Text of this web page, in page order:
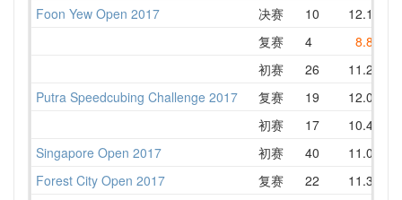
Foon Yew Open 2017
决赛 10 12.10
复赛
4 8.88
初赛
26 11.25
Putra Speedcubing Challenge 2017
复赛 19 12.03
初赛
17 10.49
Singapore Open 2017
初赛 40 11.02
Forest City Open 2017
复赛 22 11.34